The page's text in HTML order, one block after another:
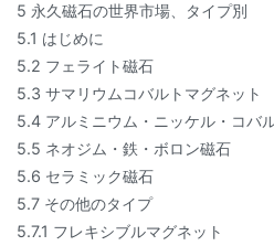
5 永久磁石の世界市場、タイプ別
5.1 はじめに
5.2 フェライト磁石
5.3 サマリウムコバルトマグネット
5.4 アルミニウム・ニッケル・コバ
5.5 ネオジム・鉄・ボロン磁石
5.6 セラミック磁石
5.7 その他のタイプ
5.7.1 フレキシブルマグネット